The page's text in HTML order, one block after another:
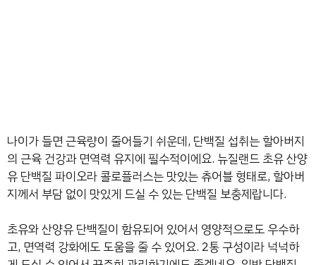
나이가 들면 근육량이 줄어들기 쉬운데, 단백질 섭취는 할아버지
의 근육 건강과 면역력 유지에 필수적이에요. 뉴질랜드 초유 산양
유 단백질 파이오라 콜로플러스는 맛있는 츄어블 형태로, 할아버
지께서 부담 없이 맛있게 드실 수 있는 단백질 보충제랍니다.
초유와 산양유 단백질이 함유되어 있어서 영양적으로도 우수하
고, 면역력 강화에도 도움을 줄 수 있어요. 2통 구성이라 넉넉하